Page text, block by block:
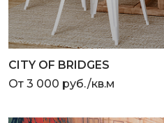
CITY OF BRIDGES
От 3 000 руб./кв.м